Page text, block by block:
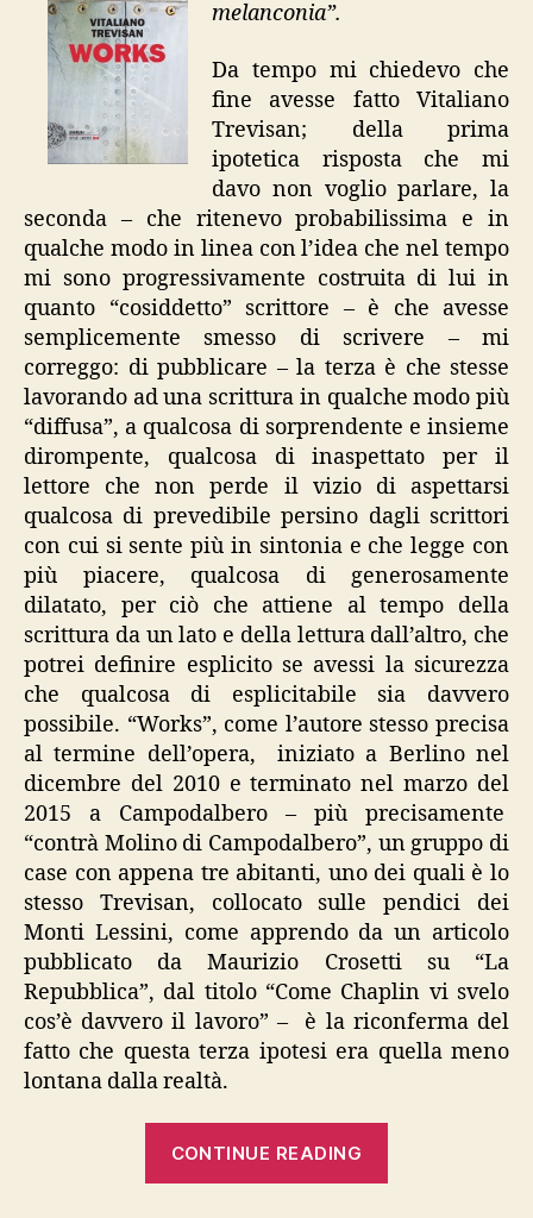
melanconia”.
Da tempo mi chiedevo che
fine avesse fatto Vitaliano
Trevisan; della prima
ipotetica risposta che mi
davo non voglio parlare, la
seconda – che ritenevo probabilissima e in
qualche modo in linea con l’idea che nel tempo
mi sono progressivamente costruita di lui in
quanto “cosiddetto” scrittore – è che avesse
semplicemente smesso di scrivere – mi
correggo: di pubblicare – la terza è che stesse
lavorando ad una scrittura in qualche modo più
“diffusa”, a qualcosa di sorprendente e insieme
dirompente, qualcosa di inaspettato per il
lettore che non perde il vizio di aspettarsi
qualcosa di prevedibile persino dagli scrittori
con cui si sente più in sintonia e che legge con
più piacere, qualcosa di generosamente
dilatato, per ciò che attiene al tempo della
scrittura da un lato e della lettura dall’altro, che
potrei definire esplicito se avessi la sicurezza
che qualcosa di esplicitabile sia davvero
possibile. “Works”, come l’autore stesso precisa
al termine dell’opera, iniziato a Berlino nel
dicembre del 2010 e terminato nel marzo del
2015 a Campodalbero – più precisamente
“contrà Molino di Campodalbero”, un gruppo di
case con appena tre abitanti, uno dei quali è lo
stesso Trevisan, collocato sulle pendici dei
Monti Lessini, come apprendo da un articolo
pubblicato da Maurizio Crosetti su “La
Repubblica”, dal titolo “Come Chaplin vi svelo
cos’è davvero il lavoro” – è la riconferma del
fatto che questa terza ipotesi era quella meno
lontana dalla realtà.
CONTINUE READING